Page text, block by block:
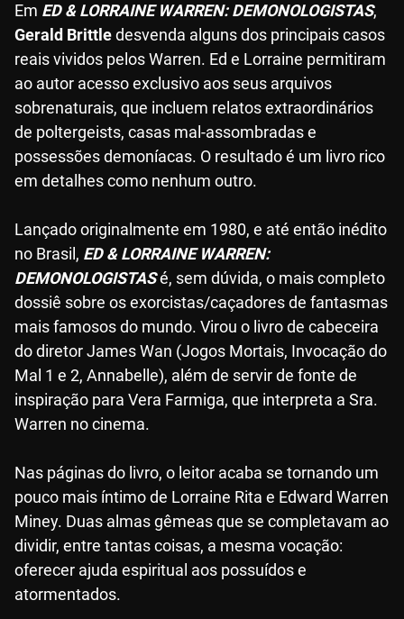
Em ED & LORRAINE WARREN: DEMONOLOGISTAS,
Gerald Brittledesvenda alguns dos principais casos
reais vividos pelos Warren. Ed e Lorraine permitiram
ao autor acesso exclusivo aos seus arquivos
sobrenaturais, que incluem relatos extraordinários
de poltergeists, casas mal-assombradas e
possessões demoníacas. O resultado é um livro rico
em detalhes como nenhum outro.
Lançado originalmente em 1980, e até então inédito
no Brasil, ED & LORRAINE WARREN:
DEMONOLOGISTASé, sem dúvida, o mais completo
dossiê sobre os exorcistas/caçadores de fantasmas
mais famosos do mundo. Virou o livro de cabeceira
do diretor James Wan (Jogos Mortais, Invocação do
Mal 1 e 2, Annabelle), além de servir de fonte de
inspiração para Vera Farmiga, que interpreta a Sra.
Warren no cinema.
Nas páginas do livro, o leitor acaba se tornando um
pouco mais íntimo de Lorraine Rita e Edward Warren
Miney. Duas almas gêmeas que se completavam ao
dividir, entre tantas coisas, a mesma vocação:
oferecer ajuda espiritual aos possuídos e
atormentados.